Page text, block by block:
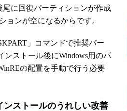
尾に回復パーティションが作成
ョンが空になるからです。
」コマンドで推奨パー
ストール後にWindows用のパ
の配置を手動で行う必要
ンストールのうれしい改善